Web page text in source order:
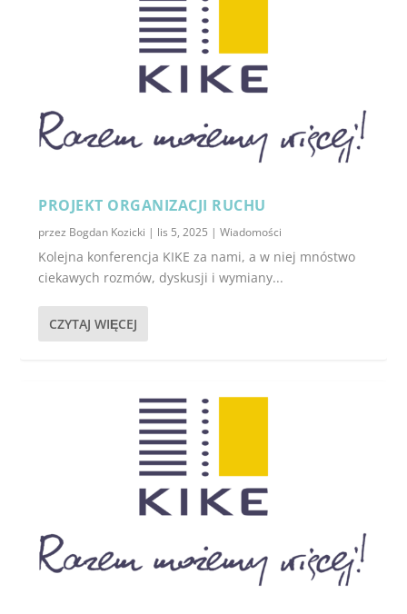
PROJEKT ORGANIZACJI RUCHU
przez Bogdan Kozicki | lis 5, 2025 |Wiadomości
Kolejna konferencja KIKE za nami, a w niej mnóstwo
ciekawych rozmów, dyskusji i wymiany...
CZYTAJ WIĘCEJ